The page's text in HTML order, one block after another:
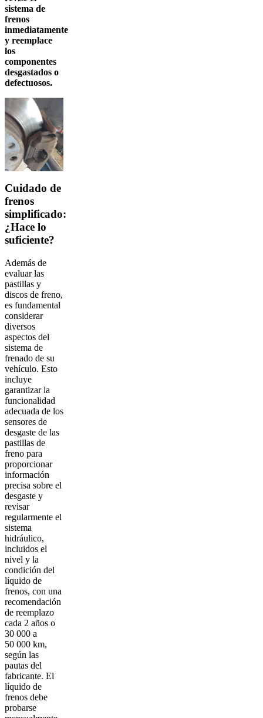
sistema de
frenos
inmediatamente
y reemplace
los
componentes
desgastados o
defectuosos.
Cuidado de
frenos
simplificado:
¿Hace lo
suficiente?
Además de
evaluar las
pastillas y
discos de freno,
es fundamental
considerar
diversos
aspectos del
sistema de
frenado de su
vehículo. Esto
incluye
garantizar la
funcionalidad
adecuada de los
sensores de
desgaste de las
pastillas de
freno para
proporcionar
información
precisa sobre el
desgaste y
revisar
regularmente el
sistema
hidráulico,
incluidos el
nivel y la
condición del
líquido de
frenos, con una
recomendación
de reemplazo
cada 2 años o
30 000 a
50 000 km,
según las
pautas del
fabricante. El
líquido de
frenos debe
probarse